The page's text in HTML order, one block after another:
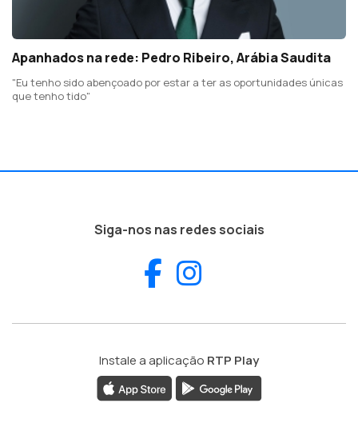
Apanhados na rede: Pedro Ribeiro, Arábia Saudita
"Eu tenho sido abençoado por estar a ter as oportunidades únicas
que tenho tido"
Siga-nos nas redes sociais
Facebook
Instale a aplicação RTP Play